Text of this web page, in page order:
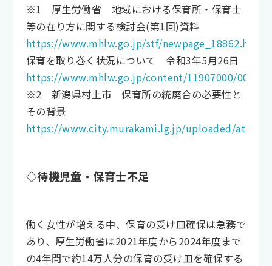
※1 厚生労働省 地域における保育所・保育士
等の在り方に関する検討会(第1回)資料
https://www.mhlw.go.jp/stf/newpage_18862.html
保育を取り巻く状況について 令和3年5月26日
https://www.mhlw.go.jp/content/11907000/
※2 新潟県村上市 保育所の統廃合の必要性と
その背景
https://www.city.murakami.lg.jp/uploaded/
◇待機児童・保育士不足
働く女性が増える中、保育の受け皿確保は急務で
あり、厚生労働省は2021年度から2024年度まで
の4年間で約14万人分の保育の受け皿を確保する